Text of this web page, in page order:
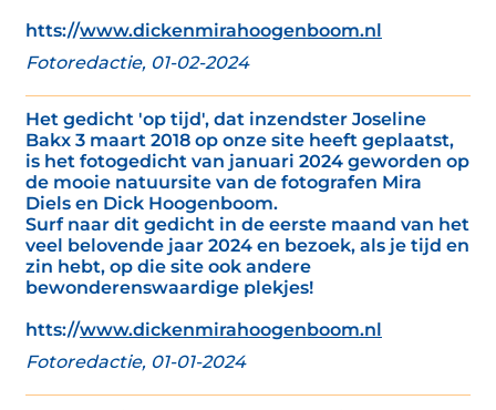
htts://www.dickenmirahoogenboom.nl
Fotoredactie, 01-02-2024
Het gedicht 'op tijd', dat inzendster Joseline
Bakx 3 maart 2018 op onze site heeft geplaatst,
is het fotogedicht van januari 2024 geworden op
de mooie natuursite van de fotografen Mira
Diels en Dick Hoogenboom.
Surf naar dit gedicht in de eerste maand van het
veel belovende jaar 2024 en bezoek, als je tijd en
zin hebt, op die site ook andere
bewonderenswaardige plekjes!
htts://www.dickenmirahoogenboom.nl
Fotoredactie, 01-01-2024